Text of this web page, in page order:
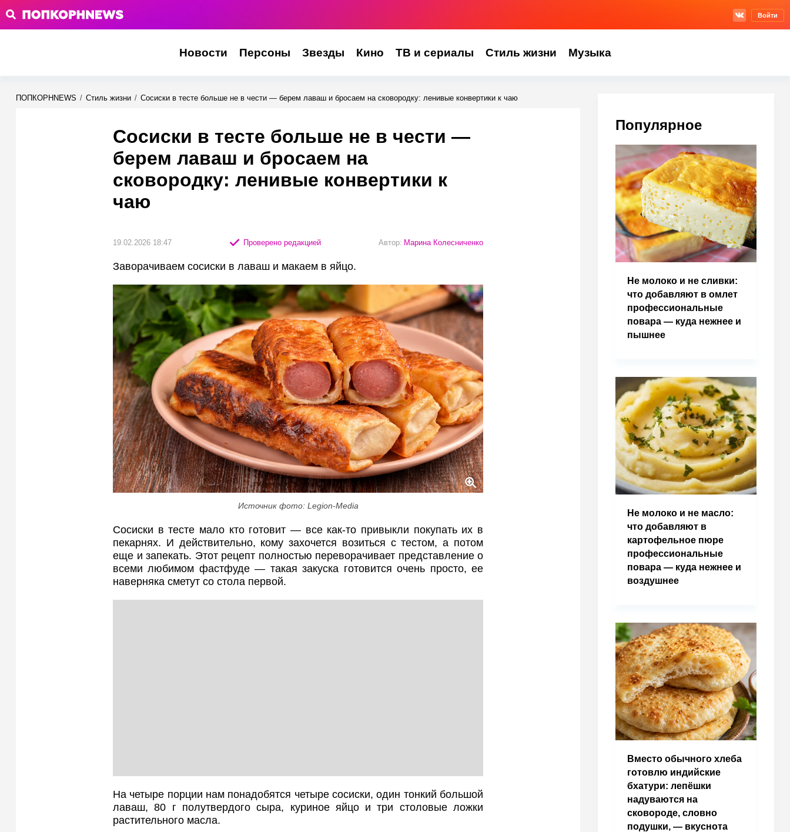
Войти
Новости Персоны Звезды Кино ТВ и сериалы Стиль жизни Музыка
ПОПКОРНNEWS / Стиль жизни / Сосиски в тесте больше не в чести — берем лаваш и бросаем на сковородку: ленивые конвертики к чаю
Сосиски в тесте больше не в чести —
берем лаваш и бросаем на
сковородку: ленивые конвертики к
чаю
19.02.2026 18:47 Проверено редакцией Автор: Марина Колесниченко
Заворачиваем сосиски в лаваш и макаем в яйцо.
Источник фото: Legion-Media
Сосиски в тесте мало кто готовит — все как-то привыкли покупать их в
пекарнях. И действительно, кому захочется возиться с тестом, а потом
еще и запекать. Этот рецепт полностью переворачивает представление о
всеми любимом фастфуде — такая закуска готовится очень просто, ее
наверняка сметут со стола первой.
На четыре порции нам понадобятся четыре сосиски, один тонкий большой
лаваш, 80 г полутвердого сыра, куриное яйцо и три столовые ложки
растительного масла.
Популярное
Не молоко и не сливки:
что добавляют в омлет
профессиональные
повара — куда нежнее и
пышнее
Не молоко и не масло:
что добавляют в
картофельное пюре
профессиональные
повара — куда нежнее и
воздушнее
Вместо обычного хлеба
готовлю индийские
бхатури: лепёшки
надуваются на
сковороде, словно
подушки, — вкуснота